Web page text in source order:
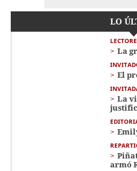
LO
La
El
La
armó